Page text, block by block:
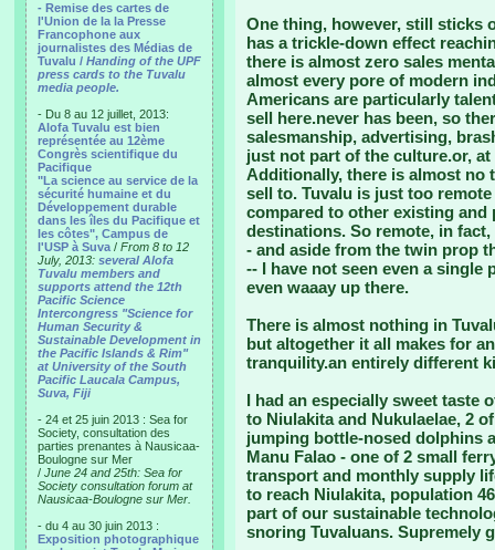
- Remise des cartes de
l'Union de la la Presse
Francophone aux
journalistes des Médias de
Tuvalu / Handing of the UPF
press cards to the Tuvalu
media people.
- Du 8 au 12 juillet, 2013:
Alofa Tuvalu est bien
représentée au 12ème
Congrès scientifique du
Pacifique
"La science au service de la
sécurité humaine et du
Développement durable
dans les îles du Pacifique et
les côtes", Campus de
l'USP à Suva / From 8 to 12
July, 2013: several Alofa
Tuvalu members and
supports attend the 12th
Pacific Science
Intercongress "Science for
Human Security &
Sustainable Development in
the Pacific Islands & Rim"
at University of the South
Pacific Laucala Campus,
Suva, Fiji
- 24 et 25 juin 2013 : Sea for
Society, consultation des
parties prenantes à Nausicaa-
Boulogne sur Mer
/ June 24 and 25th: Sea for
Society consultation forum at
Nausicaa-Boulogne sur Mer.
- du 4 au 30 juin 2013 :
Exposition photographique
One thing, however, still sticks
has a trickle-down effect
there is almost zero sales
almost every pore of modern
Americans are particularly
sell here.never has been, so
salesmanship, advertising,
just not part of the culture.or,
Additionally, there is almost
sell to. Tuvalu is just too
compared to other existing
destinations. So remote, in
- and aside from the twin prop
-- I have not seen even a
even waaay up there.
There is almost nothing in
but altogether it all makes for
tranquility.an entirely different
I had an especially sweet taste
to Niulakita and Nukulaelae, 2
jumping bottle-nosed dolphins
Manu Falao - one of 2 small
transport and monthly supply
to reach Niulakita, population
part of our sustainable
snoring Tuvaluans. Supremely